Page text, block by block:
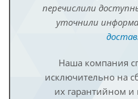
перечислили
уточнили
Наша компания
исключительно на
их гарантийном и